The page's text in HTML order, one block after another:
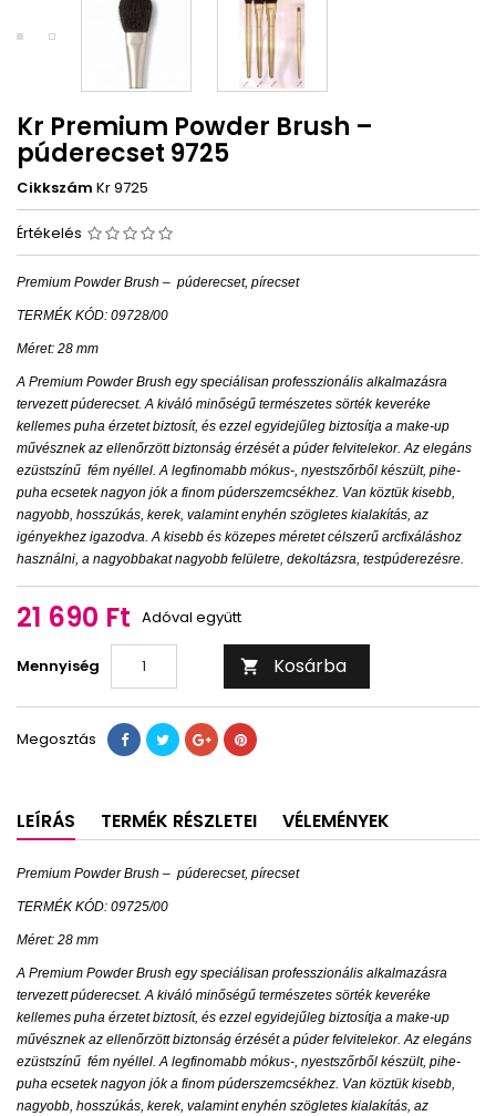
Kr Premium Powder Brush –
púderecset 9725
Cikkszám Kr 9725
Értékelés
Premium Powder Brush – púderecset, pírecset
TERMÉK KÓD: 09728/00
Méret: 28 mm
A Premium Powder Brush egy speciálisan professzionális alkalmazásra
tervezett púderecset. A kiváló minőségű természetes sörték keveréke
kellemes puha érzetet biztosít, és ezzel egyidejűleg biztosítja a make-up
művésznek az ellenőrzött biztonság érzését a púder felvitelekor. Az elegáns
ezüstszínű fém nyéllel. A legfinomabb mókus-, nyestszőrből készült, pihe-
puha ecsetek nagyon jók a finom púderszemcsékhez. Van köztük kisebb,
nagyobb, hosszúkás, kerek, valamint enyhén szögletes kialakítás, az
igényekhez igazodva. A kisebb és közepes méretet célszerű arcfixáláshoz
használni, a nagyobbakat nagyobb felületre, dekoltázsra, testpúderezésre.
21 690 Ft Adóval együtt
Mennyiség  Kosárba
Megosztás
LEÍRÁS TERMÉK RÉSZLETEI VÉLEMÉNYEK
Premium Powder Brush – púderecset, pírecset
TERMÉK KÓD: 09725/00
Méret: 28 mm
A Premium Powder Brush egy speciálisan professzionális alkalmazásra
tervezett púderecset. A kiváló minőségű természetes sörték keveréke
kellemes puha érzetet biztosít, és ezzel egyidejűleg biztosítja a make-up
művésznek az ellenőrzött biztonság érzését a púder felvitelekor. Az elegáns
ezüstszínű fém nyéllel. A legfinomabb mókus-, nyestszőrből készült, pihe-
puha ecsetek nagyon jók a finom púderszemcsékhez. Van köztük kisebb,
nagyobb, hosszúkás, kerek, valamint enyhén szögletes kialakítás, az